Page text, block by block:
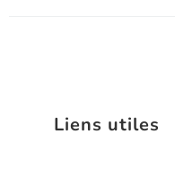
Liens utiles